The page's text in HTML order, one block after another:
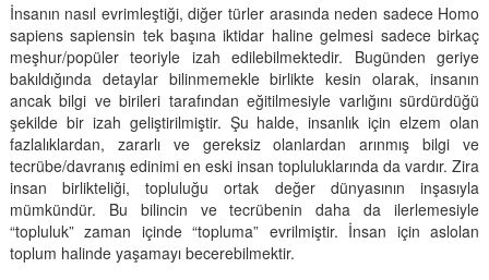
İnsanın nasıl evrimleştiği, diğer türler arasında neden sadece Homo
sapiens sapiensin tek başına iktidar haline gelmesi sadece birkaç
meşhur/popüler teoriyle izah edilebilmektedir. Bugünden geriye
bakıldığında detaylar bilinmemekle birlikte kesin olarak, insanın
ancak bilgi ve birileri tarafından eğitilmesiyle varlığını sürdürdüğü
şekilde bir izah geliştirilmiştir. Şu halde, insanlık için elzem olan
fazlalıklardan, zararlı ve gereksiz olanlardan arınmış bilgi ve
tecrübe/davranış edinimi en eski insan topluluklarında da vardır. Zira
insan birlikteliği, topluluğu ortak değer dünyasının inşasıyla
mümkündür. Bu bilincin ve tecrübenin daha da ilerlemesiyle
“topluluk” zaman içinde “topluma” evrilmiştir. İnsan için aslolan
toplum halinde yaşamayı becerebilmektir.